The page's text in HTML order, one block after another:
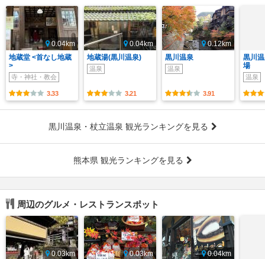
0.04km
地蔵堂 <首なし地蔵
>
寺・神社・教会
3.33
0.04km
地蔵湯(黒川温泉)
温泉
3.21
0.12km
黒川温泉
温泉
3.91
黒川
場
温泉
黒川温泉・杖立温泉 観光ランキングを見る
熊本県 観光ランキングを見る
周辺のグルメ・レストランスポット
0.03km
0.03km
0.04km